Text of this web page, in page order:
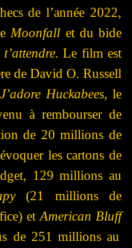
de l’année 2022,
Moonfall et du bide
. Le film est
de David O. Russell
J’adore Huckabees, le
à rembourser de
de 20 millions de
les cartons de
129 millions au
(21 millions de
etAmerican Bluff
de 251 millions au